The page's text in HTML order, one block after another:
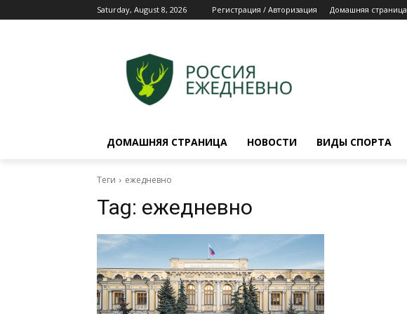
Saturday, August 8, 2026 Регистрация / Авторизация Домашняя страница
ДОМАШНЯЯ СТРАНИЦА НОВОСТИ ВИДЫ СПОРТА
Теги ежедневно
Tag: ежедневно